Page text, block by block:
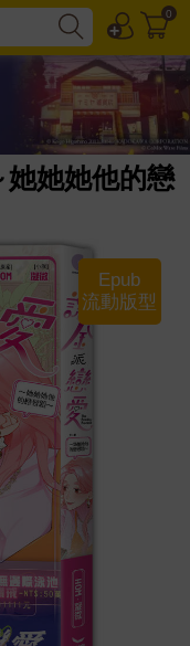
0
她她她他的戀
Epub
流動版型